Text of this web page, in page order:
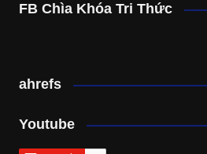
FB Chìa Khóa Tri Thức
ahrefs
Youtube